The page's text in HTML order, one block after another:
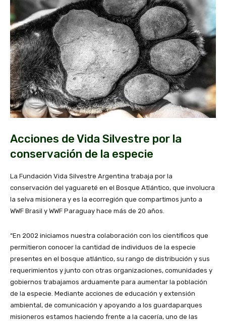
Acciones de Vida Silvestre por la
conservación de la especie
La Fundación Vida Silvestre Argentina trabaja por la
conservación del yaguareté en el Bosque Atlántico, que involucra
la selva misionera y es la ecorregión que compartimos junto a
WWF Brasil y WWF Paraguay hace más de 20 años.
“En 2002 iniciamos nuestra colaboración con los científicos que
permitieron conocer la cantidad de individuos de la especie
presentes en el bosque atlántico, su rango de distribución y sus
requerimientos y junto con otras organizaciones, comunidades y
gobiernos trabajamos arduamente para aumentar la población
de la especie. Mediante acciones de educación y extensión
ambiental, de comunicación y apoyando a los guardaparques
misioneros estamos haciendo frente a la cacería, uno de las